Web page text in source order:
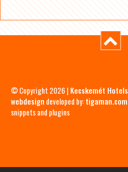
© Copyright 2026 | Kecskemét Hotels
webdesign developed by:tigaman.com
snippets and plugins